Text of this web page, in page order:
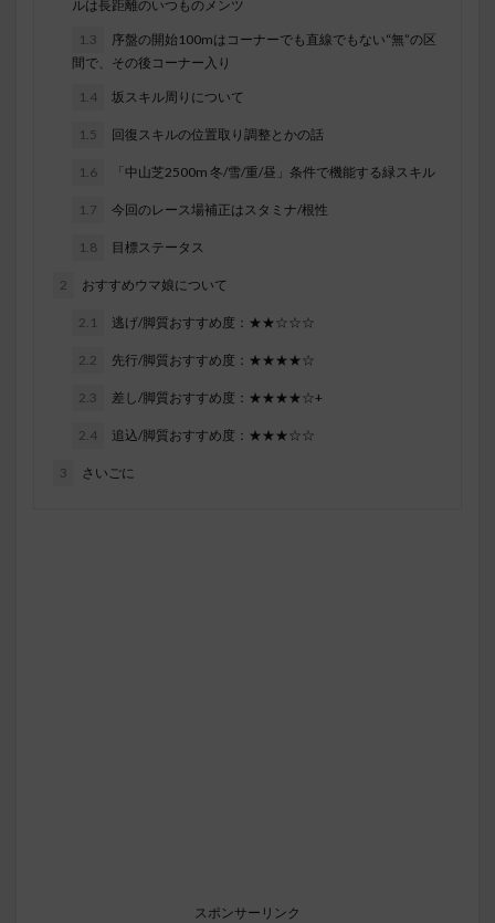
ルは長距離のいつものメンツ
1.3
序盤の開始100mはコーナーでも直線でもない“無”の区
間で、その後コーナー入り
1.4 坂スキル周りについて
1.5 回復スキルの位置取り調整とかの話
1.6 「中山芝2500m 冬/雪/重/昼」条件で機能する緑スキル
1.7 今回のレース場補正はスタミナ/根性
1.8 目標ステータス
2 おすすめウマ娘について
2.1 逃げ/脚質おすすめ度：★★☆☆☆
2.2 先行/脚質おすすめ度：★★★★☆
2.3 差し/脚質おすすめ度：★★★★☆+
2.4 追込/脚質おすすめ度：★★★☆☆
3 さいごに
スポンサーリンク